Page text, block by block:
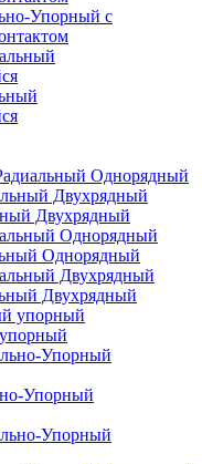
Упорный с
Однорядный
Двухрядный
Однорядный
Двухрядный
Упорный